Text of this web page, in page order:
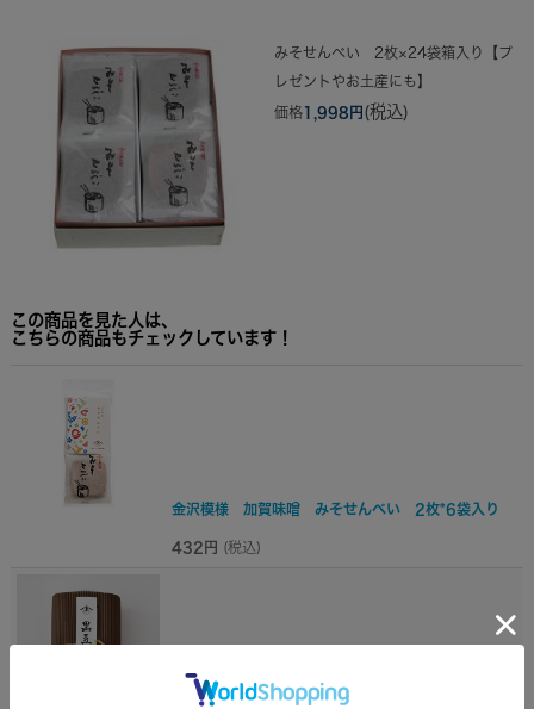
みそせんべい 2枚×24袋箱入り【プ
レゼントやお土産にも】
価格1,998円 (税込)
この商品を見た人は、
こちらの商品もチェックしています！
金沢模様 加賀味噌 みそせんべい 2枚*6袋入り
432円 (税込)